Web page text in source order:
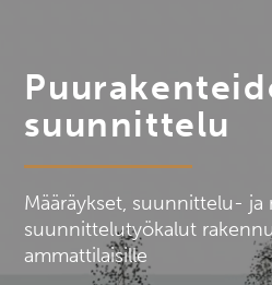
suunnittelu
Määräykset, suunnittelu-
suunnittelutyökalut
ammattilaisille